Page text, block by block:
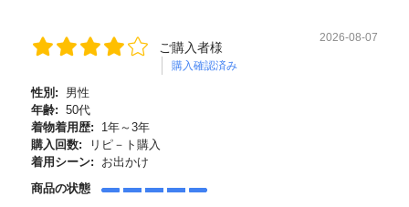
ご購入者様
購入確認済み
2026-08-07
性別:
男性
年齢: 50代
着物着用歴:
1年～3年
購入回数:
リピ－ト購入
着用シーン:
お出かけ
商品の状態